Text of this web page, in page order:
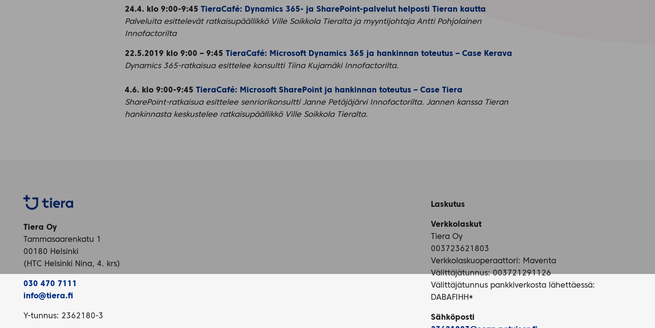
24.4. klo 9:00-9:45 TieraCafé: Dynamics 365- ja SharePoint-palvelut helposti Tieran kautta
Palveluita esittelevät ratkaisupäällikkö Ville Soikkola Tieralta ja myyntijohtaja Antti Pohjolainen
Innofactorilta
22.5.2019 klo 9:00 – 9:45 TieraCafé: Microsoft Dynamics 365 ja hankinnan toteutus – Case Kerava
Dynamics 365-ratkaisua esittelee konsultti Tiina Kujamäki Innofactorilta.
4.6. klo 9:00-9:45 TieraCafé: Microsoft SharePoint ja hankinnan toteutus – Case Tiera
SharePoint-ratkaisua esittelee senriorikonsultti Janne Petäjäjärvi Innofactorilta. Jannen kanssa Tieran
hankinnasta keskustelee ratkaisupäällikkö Ville Soikkola Tieralta.
Tiera
Tiera Oy
Tammasaarenkatu 1
00180 Helsinki
(HTC Helsinki Nina, 4. krs)
030 470 7111
info@tiera.fi
Y-tunnus: 2362180-3
Laskutus
Verkkolaskut
Tiera Oy
003723621803
Verkkolaskuoperaattori: Maventa
Välittäjätunnus: 003721291126
Välittäjätunnus pankkiverkosta lähettäessä:
DABAFIHH*
Sähköposti